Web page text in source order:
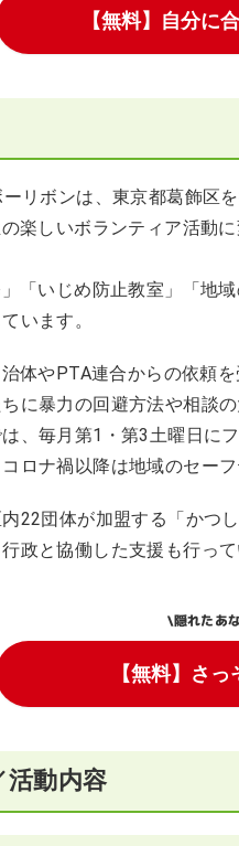
【無料】自分に
リボンは、東京都葛飾区
楽しいボランティア活動
「いじめ防止教室」「地
います。
体やPTA連合からの依頼
に暴力の回避方法や相談
、毎月第1・第3土曜日に
ロナ禍以降は地域のセー
22団体が加盟する「かつ
政と協働した支援も行って
\隠れたあ
【無料】さ
活動内容